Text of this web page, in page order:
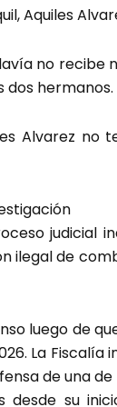
Aquiles
no
dos hermanos.
Alvarez no
judicial
ilegal de
luego de
La Fiscalía
de una
su